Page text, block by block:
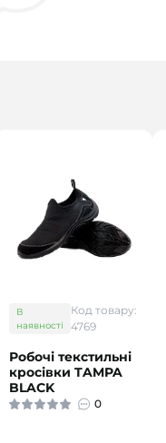
В
наявності
Код товару:
4769
Робочі текстильні
кросівки TAMPA
BLACK
0